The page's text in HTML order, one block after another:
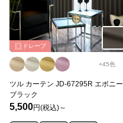
ドレープ
+45色
ツル カーテン JD-67295R エボニー
ブラック
5,500円(税込)～